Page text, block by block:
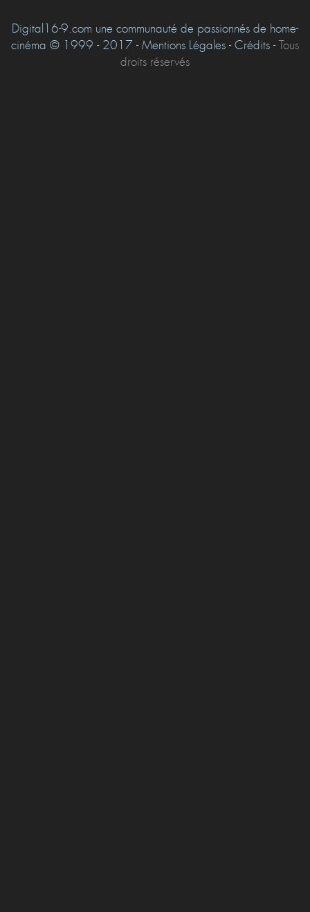
Digital16-9.com une communauté de passionnés de home-
cinéma © 1999 - 2017 - Mentions Légales - Crédits -Tous
droits réservés